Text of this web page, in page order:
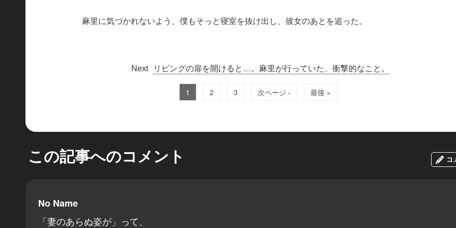
麻里に気づかれないよう、僕もそっと寝室を抜け出し、彼女のあとを追った。
リビングの扉を開けると…。麻里が行っていた、衝撃的なこと。
1 2 3 次ページ › 最後 »
この記事へのコメント コ
No Name
「妻のあらぬ姿が」って、